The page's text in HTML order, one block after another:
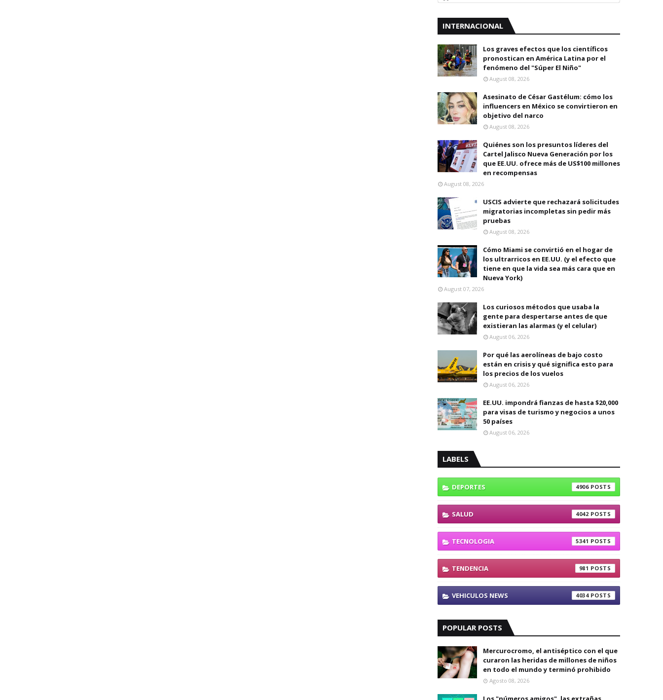
INTERNACIONAL
Los graves efectos que los científicos
pronostican en América Latina por el
fenómeno del "Súper El Niño"
August 08, 2026
Asesinato de César Gastélum: cómo los
influencers en México se convirtieron en
objetivo del narco
August 08, 2026
Quiénes son los presuntos líderes del
Cartel Jalisco Nueva Generación por los
que EE.UU. ofrece más de US$100 millones
en recompensas
August 08, 2026
USCIS advierte que rechazará solicitudes
migratorias incompletas sin pedir más
pruebas
August 08, 2026
Cómo Miami se convirtió en el hogar de
los ultrarricos en EE.UU. (y el efecto que
tiene en que la vida sea más cara que en
Nueva York)
August 07, 2026
Los curiosos métodos que usaba la
gente para despertarse antes de que
existieran las alarmas (y el celular)
August 06, 2026
Por qué las aerolíneas de bajo costo
están en crisis y qué significa esto para
los precios de los vuelos
August 06, 2026
EE.UU. impondrá fianzas de hasta $20,000
para visas de turismo y negocios a unos
50 países
August 06, 2026
LABELS
DEPORTES 4906
SALUD 4042
TECNOLOGIA 5341
TENDENCIA 981
VEHICULOS NEWS 4034
POPULAR POSTS
Mercurocromo, el antiséptico con el que
curaron las heridas de millones de niños
en todo el mundo y terminó prohibido
Agosto 08, 2026